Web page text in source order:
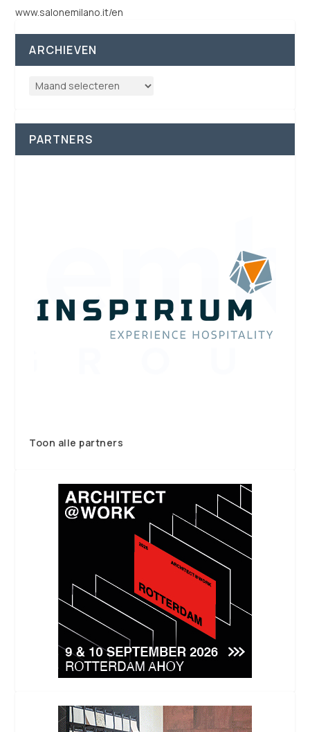
www.salonemilano.it/en
ARCHIEVEN
PARTNERS
Toon alle partners